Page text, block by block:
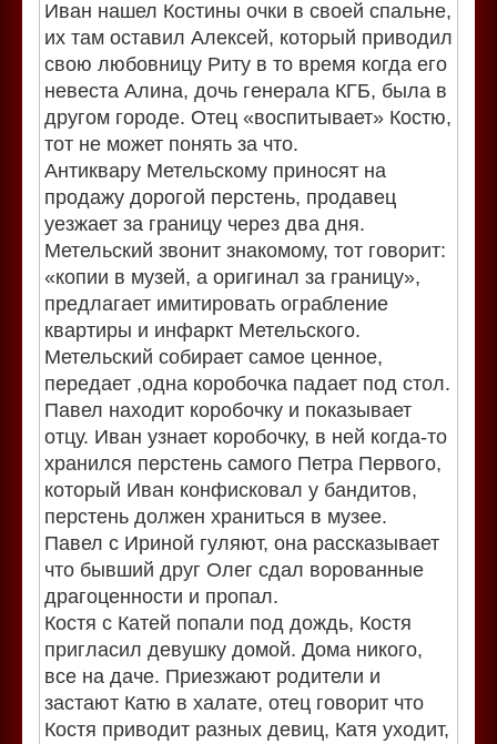
Иван нашел Костины очки в своей спальне,
их там оставил Алексей, который приводил
свою любовницу Риту в то время когда его
невеста Алина, дочь генерала КГБ, была в
другом городе. Отец «воспитывает» Костю,
тот не может понять за что.
Антиквару Метельскому приносят на
продажу дорогой перстень, продавец
уезжает за границу через два дня.
Метельский звонит знакомому, тот говорит:
«копии в музей, а оригинал за границу»,
предлагает имитировать ограбление
квартиры и инфаркт Метельского.
Метельский собирает самое ценное,
передает ,одна коробочка падает под стол.
Павел находит коробочку и показывает
отцу. Иван узнает коробочку, в ней когда-то
хранился перстень самого Петра Первого,
который Иван конфисковал у бандитов,
перстень должен храниться в музее.
Павел с Ириной гуляют, она рассказывает
что бывший друг Олег сдал ворованные
драгоценности и пропал.
Костя с Катей попали под дождь, Костя
пригласил девушку домой. Дома никого,
все на даче. Приезжают родители и
застают Катю в халате, отец говорит что
Костя приводит разных девиц, Катя уходит,